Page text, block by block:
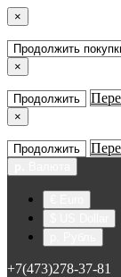
×
Продолжить
×
Продолжить
×
Продолжить
+7(473)278-37-81